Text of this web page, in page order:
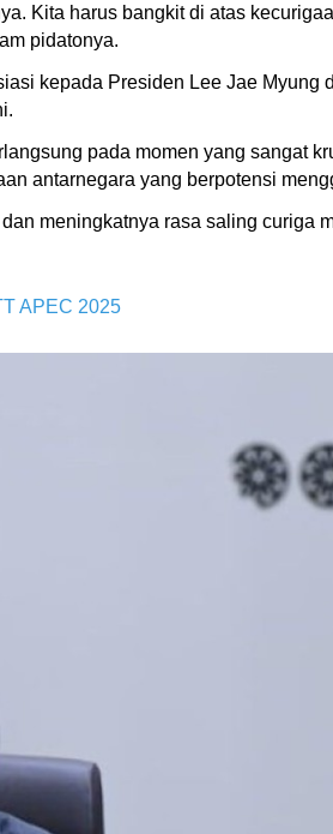
Kita harus bangkit di atas
pidatonya.
kepada Presiden Lee Jae Myung
pada momen yang sangat
antarnegara yang berpotensi
meningkatnya rasa saling curiga
APEC 2025